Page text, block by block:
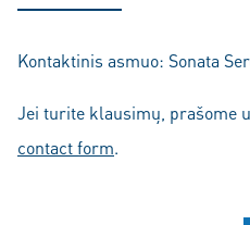
Kontaktinis asmuo: Sonata
Jei turite klausimų, prašome
contact form.